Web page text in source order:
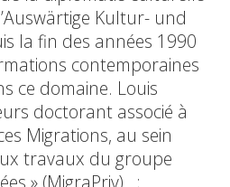
Kultur- und
la fin des années 1990
contemporaines
ce domaine. Louis
doctorant associé à
Migrations, au sein
travaux du groupe
» (MigraPriv). ;